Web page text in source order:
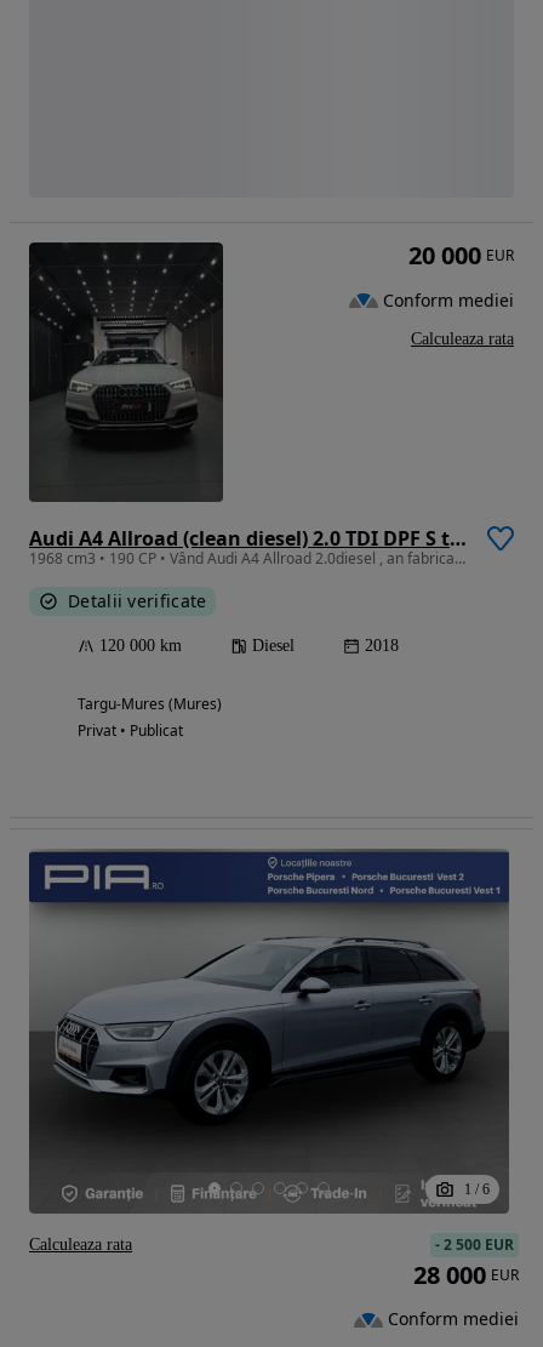
Audi A4 Allroad (clean diesel) 2.0 TDI DPF S tron
1968 cm3 • 190 CP • Vând Audi A4 Allroad 2.0diesel , an fabricație 2018 luna 10 / 120000km
Detalii verificate
120 000 km Diesel 2018
Targu-Mures (Mures)
Privat • Publicat
20 000 EUR
Conform mediei
Calculeaza rata
1 / 6
-2 500 EUR
28 000 EUR
Conform mediei
Calculeaza rata